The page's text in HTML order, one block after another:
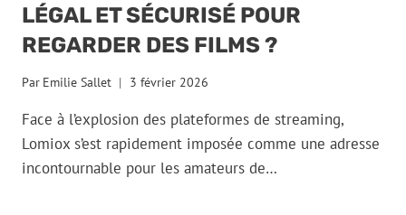
LÉGAL ET SÉCURISÉ POUR
REGARDER DES FILMS ?
Par Emilie Sallet 3 février 2026
Face à l’explosion des plateformes de streaming,
Lomiox s’est rapidement imposée comme une adresse
incontournable pour les amateurs de…